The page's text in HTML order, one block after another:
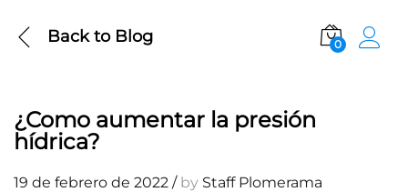
Back toBlog 0
¿Como aumentar la presión
hídrica?
19 de febrero de 2022 /by Staff Plomerama